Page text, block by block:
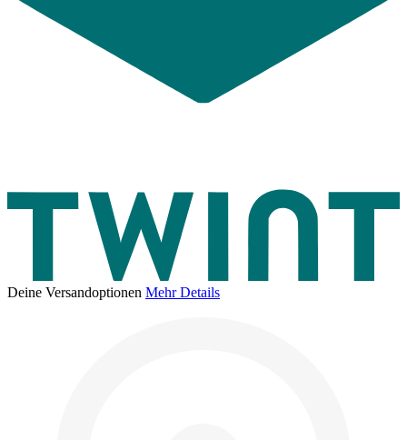
Deine Versandoptionen Mehr Details